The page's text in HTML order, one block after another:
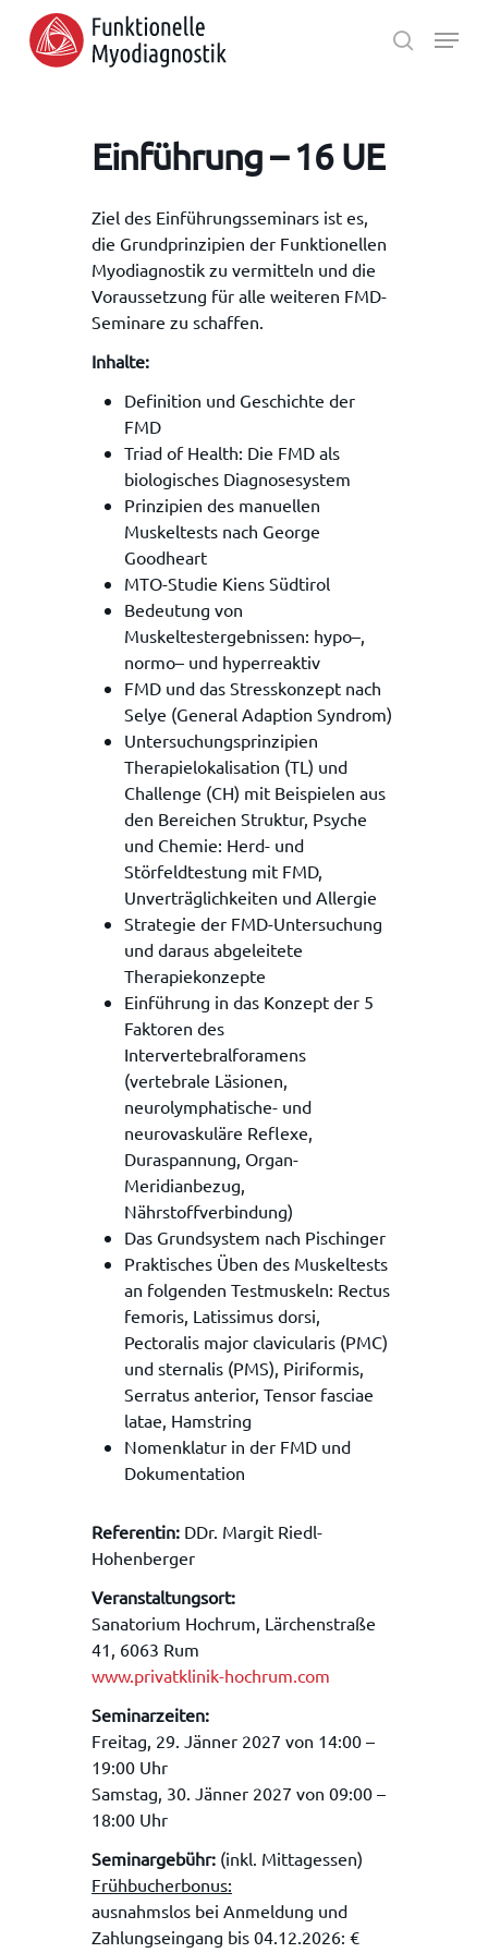
main
search
Menu
Einführung – 16 UE
Ziel des Einführungsseminars ist es,
die Grundprinzipien der Funktionellen
Myodiagnostik zu vermitteln und die
Voraussetzung für alle weiteren FMD-
Seminare zu schaffen.
Inhalte:
Definition und Geschichte der
FMD
Triad of Health: Die FMD als
biologisches Diagnosesystem
Prinzipien des manuellen
Muskeltests nach George
Goodheart
MTO-Studie Kiens Südtirol
Bedeutung von
Muskeltestergebnissen: hypo–,
normo– und hyperreaktiv
FMD und das Stresskonzept nach
Selye (General Adaption Syndrom)
Untersuchungsprinzipien
Therapielokalisation (TL) und
Challenge (CH) mit Beispielen aus
den Bereichen Struktur, Psyche
und Chemie: Herd- und
Störfeldtestung mit FMD,
Unverträglichkeiten und Allergie
Strategie der FMD-Untersuchung
und daraus abgeleitete
Therapiekonzepte
Einführung in das Konzept der 5
Faktoren des
Intervertebralforamens
(vertebrale Läsionen,
neurolymphatische- und
neurovaskuläre Reflexe,
Duraspannung, Organ-
Meridianbezug,
Nährstoffverbindung)
Das Grundsystem nach Pischinger
Praktisches Üben des Muskeltests
an folgenden Testmuskeln: Rectus
femoris, Latissimus dorsi,
Pectoralis major clavicularis (PMC)
und sternalis (PMS), Piriformis,
Serratus anterior, Tensor fasciae
latae, Hamstring
Nomenklatur in der FMD und
Dokumentation
Referentin: DDr. Margit Riedl-
Hohenberger
Veranstaltungsort:
Sanatorium Hochrum, Lärchenstraße
41, 6063 Rum
www.privatklinik-hochrum.com
Seminarzeiten:
Freitag, 29. Jänner 2027 von 14:00 –
19:00 Uhr
Samstag, 30. Jänner 2027 von 09:00 –
18:00 Uhr
Seminargebühr: (inkl. Mittagessen)
Frühbucherbonus:
ausnahmslos bei Anmeldung und
Zahlungseingang bis 04.12.2026: €